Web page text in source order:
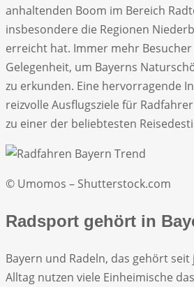
anhaltenden Boom im Bereich
insbesondere die Regionen
erreicht hat. Immer mehr
Gelegenheit, um Bayerns
zu erkunden. Eine hervorragende
reizvolle Ausflugsziele für
zu einer der beliebtesten
© Umomos – Shutterstock.com
Radsport gehört in
Bayern und Radeln, das gehört
Alltag nutzen viele Einheimische